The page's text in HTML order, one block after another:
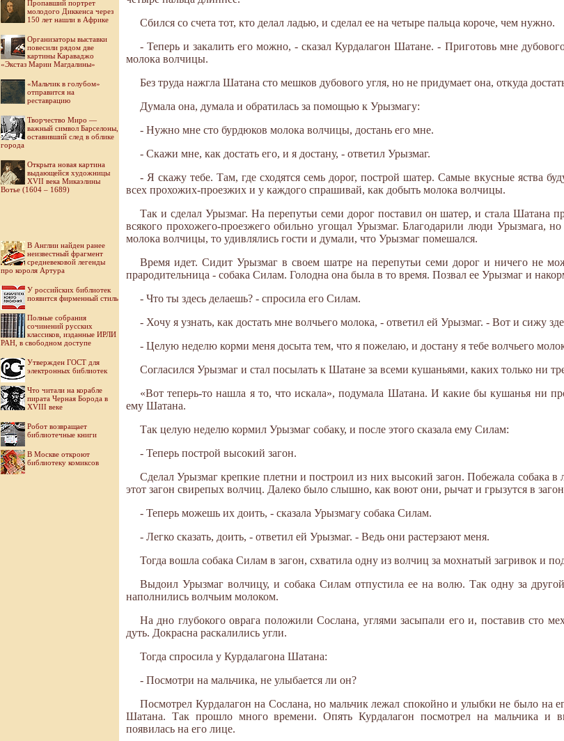
Пропавший портрет
молодого Диккенса через
150 лет нашли в Африке
Организаторы выставки
повесили рядом две
картины Караваджо
«Экстаз Марии Магдалины»
«Мальчик в голубом»
отправится на
реставрацию
Творчество Миро —
важный символ Барселоны,
оставивший след в облике
города
Открыта новая картина
выдающейся художницы
XVII века Микаэлины
Вотье (1604 – 1689)
В Англии найден ранее
неизвестный фрагмент
средневековой легенды
про короля Артура
У российских библиотек
появится фирменный стиль
Полные собрания
сочинений русских
классиков, изданные ИРЛИ
РАН, в свободном доступе
Утвержден ГОСТ для
электронных библиотек
Что читали на корабле
пирата Черная Борода в
XVIII веке
Робот возвращает
библиотечные книги
В Москве откроют
библиотеку комиксов
Сбился со счета тот, кто делал ладью, и сделал ее на четыре пальца короче, чем нужно.
- Теперь и закалить его можно, - сказал Курдалагон Шатане. - Приготовь мне
молока волчицы.
Без труда нажгла Шатана сто мешков дубового угля, но не придумает она, откуда
Думала она, думала и обратилась за помощью к Урызмагу:
- Нужно мне сто бурдюков молока волчицы, достань его мне.
- Скажи мне, как достать его, и я достану, - ответил Урызмаг.
- Я скажу тебе. Там, где сходятся семь дорог, построй шатер. Самые вкусные яства
всех прохожих-проезжих и у каждого спрашивай, как добыть молока волчицы.
Так и сделал Урызмаг. На перепутьи семи дорог поставил он шатер, и стала Шатана
всякого прохожего-проезжего обильно угощал Урызмаг. Благодарили люди Урызмага,
молока волчицы, то удивлялись гости и думали, что Урызмаг помешался.
Время идет. Сидит Урызмаг в своем шатре на перепутьи семи дорог и ничего не
прародительница - собака Силам. Голодна она была в то время. Позвал ее Урызмаг и
- Что ты здесь делаешь? - спросила его Силам.
- Хочу я узнать, как достать мне волчьего молока, - ответил ей Урызмаг. - Вот и сижу
- Целую неделю корми меня досыта тем, что я пожелаю, и достану я тебе волчьего
Согласился Урызмаг и стал посылать к Шатане за всеми кушаньями, каких только ни
«Вот теперь-то нашла я то, что искала», подумала Шатана. И какие бы кушанья ни
ему Шатана.
Так целую неделю кормил Урызмаг собаку, и после этого сказала ему Силам:
- Теперь построй высокий загон.
Сделал Урызмаг крепкие плетни и построил из них высокий загон. Побежала собака в
этот загон свирепых волчиц. Далеко было слышно, как воют они, рычат и грызутся в
- Теперь можешь их доить, - сказала Урызмагу собака Силам.
- Легко сказать, доить, - ответил ей Урызмаг. - Ведь они растерзают меня.
Тогда вошла собака Силам в загон, схватила одну из волчиц за мохнатый загривок и
Выдоил Урызмаг волчицу, и собака Силам отпустила ее на волю. Так одну за
наполнились волчьим молоком.
На дно глубокого оврага положили Сослана, углями засыпали его и, поставив сто
дуть. Докрасна раскалились угли.
Тогда спросила у Курдалагона Шатана:
- Посмотри на мальчика, не улыбается ли он?
Посмотрел Курдалагон на Сослана, но мальчик лежал спокойно и улыбки не было на
Шатана. Так прошло много времени. Опять Курдалагон посмотрел на мальчика и
появилась на его лице.